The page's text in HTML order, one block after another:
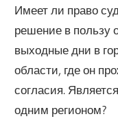
Имеет ли право
решение в пользу
выходные дни в
области, где он
согласия.
одним регионом?